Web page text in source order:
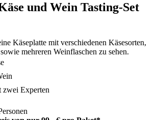
und Wein Tasting-Set
Experten